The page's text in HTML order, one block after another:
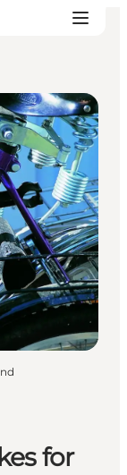
for